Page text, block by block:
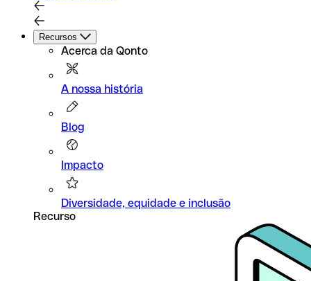
Recursos
Acerca da Qonto
A nossa história
Blog
Impacto
Diversidade, equidade e inclusão
Recurso